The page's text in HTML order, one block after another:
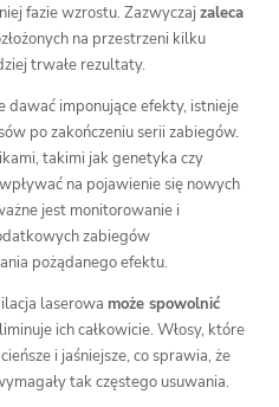
fazie wzrostu. Zazwyczajzaleca
na przestrzeni kilku
trwałe rezultaty.
dawać imponujące efekty, istnieje
po zakończeniu serii zabiegów.
takimi jak genetyka czy
na pojawienie się nowych
jest monitorowanie i
zabiegów
pożądanego efektu.
laserowa może spowolnić
ich całkowicie. Włosy, które
i jaśniejsze, co sprawia, że
tak częstego usuwania.